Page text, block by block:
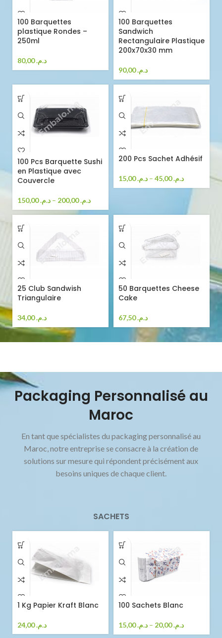
100 Barquettes
plastique Rondes –
250ml
د.م.80,00
100 Barquettes
Sandwich
Rectangulaire Plastique
200x70x30 mm
د.م.90,00
100 Pcs Barquette Sushi
en Plastique avec
Couvercle
د.م.150,00 – د.م.200,00
200 Pcs Sachet Adhésif
د.م.15,00 – د.م.45,00
25 Club Sandwish
Triangulaire
د.م.34,00
50 Barquettes Cheese
Cake
د.م.67,50
Packaging Personnalisé au
Maroc
En tant que spécialistes du packaging personnalisé au
Maroc, notre entreprise se consacre à la création de
solutions sur mesure qui répondent précisément aux
besoins uniques de chaque client.
SACHETS
1 Kg Papier Kraft Blanc
د.م.24,00
100 Sachets Blanc
د.م.15,00 – د.م.20,00